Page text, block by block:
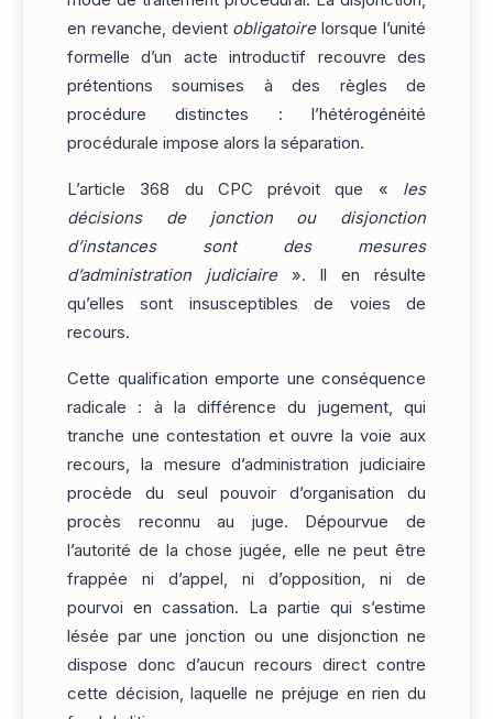
en revanche, devient obligatoirelorsque l’unité
formelle d’un acte introductif recouvre des
prétentions soumises à des règles de
procédure distinctes : l’hétérogénéité
procédurale impose alors la séparation.
L’article 368 du CPC prévoit que « les
décisions de jonction ou disjonction
d’instances sont des mesures
d’administration judiciaire ». Il en résulte
qu’elles sont insusceptibles de voies de
recours.
Cette qualification emporte une conséquence
radicale : à la différence du jugement, qui
tranche une contestation et ouvre la voie aux
recours, la mesure d’administration judiciaire
procède du seul pouvoir d’organisation du
procès reconnu au juge. Dépourvue de
l’autorité de la chose jugée, elle ne peut être
frappée ni d’appel, ni d’opposition, ni de
pourvoi en cassation. La partie qui s’estime
lésée par une jonction ou une disjonction ne
dispose donc d’aucun recours direct contre
cette décision, laquelle ne préjuge en rien du